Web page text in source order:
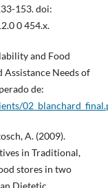
153. doi:
0 454.x.
and Food
Needs of
de:
A. (2009).
in Traditional,
stores in two
Dietetic